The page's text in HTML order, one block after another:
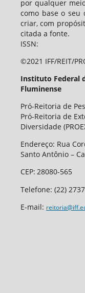
por qualquer
como base o seu
criar, com
citada a fonte.
ISSN:
©2021 IFF/REIT/
Instituto Federal
Fluminense
Pró-Reitoria de
Pró-Reitoria de
Diversidade
Endereço: Rua
Santo Antônio –
CEP: 28080-565
Telefone: (22)
E-mail: